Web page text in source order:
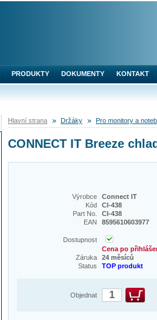
Hlavní strana Držáky Pro monitory a
CONNECT IT Breeze
Výrobce
Connect IT
Kód
CI-438
Part No.
CI-438
EAN
8595610603977
Dostupnost
Cena po
Záruka
24 měsíců
Status
TOP produkt
Objednat
PRODUKTY DOKUMENTY KONTAKT